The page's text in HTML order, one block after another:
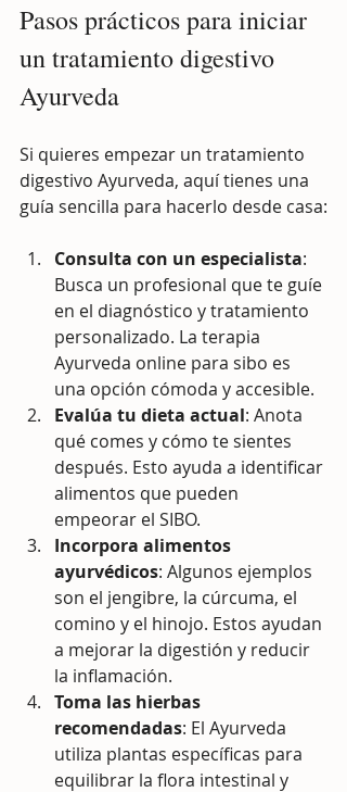
Pasos prácticos para iniciar
un tratamiento digestivo
Ayurveda
Si quieres empezar un tratamiento
digestivo Ayurveda, aquí tienes una
guía sencilla para hacerlo desde casa:
Consulta con un especialista:
Busca un profesional que te guíe
en el diagnóstico y tratamiento
personalizado. La terapia
Ayurveda online para sibo es
una opción cómoda y accesible.
Evalúa tu dieta actual: Anota
qué comes y cómo te sientes
después. Esto ayuda a identificar
alimentos que pueden
empeorar el SIBO.
Incorpora alimentos
ayurvédicos: Algunos ejemplos
son el jengibre, la cúrcuma, el
comino y el hinojo. Estos ayudan
a mejorar la digestión y reducir
la inflamación.
Toma las hierbas
recomendadas: El Ayurveda
utiliza plantas específicas para
equilibrar la flora intestinal y